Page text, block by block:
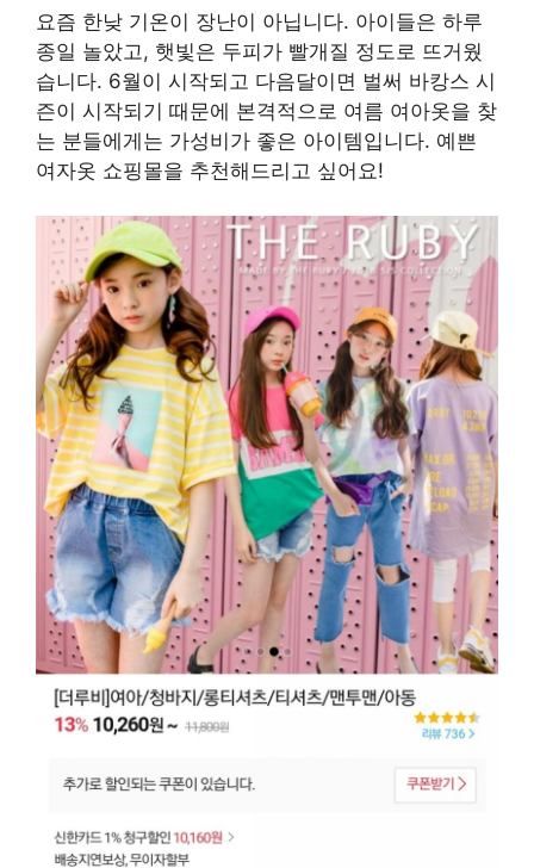
요즘 한낮 기온이 장난이 아닙니다. 아이들은 하루
종일 놀았고, 햇빛은 두피가 빨개질 정도로 뜨거웠
습니다. 6월이 시작되고 다음달이면 벌써 바캉스 시
즌이 시작되기 때문에 본격적으로 여름 여아옷을 찾
는 분들에게는 가성비가 좋은 아이템입니다. 예쁜
여자옷 쇼핑몰을 추천해드리고 싶어요!